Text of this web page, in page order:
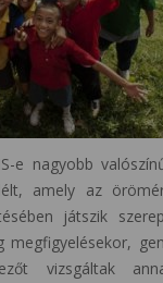
e nagyobb
amely az
játszik
megfigyelésekor,
vizsgáltak